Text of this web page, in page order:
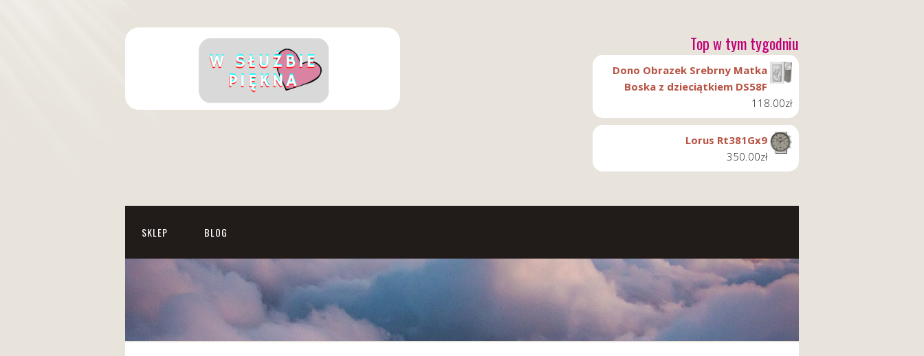
Top w tym tygodniu
Dono Obrazek Srebrny Matka
Boska z dzieciątkiem DS58F
118.00zł
Lorus Rt381Gx9
350.00zł
SKLEP BLOG